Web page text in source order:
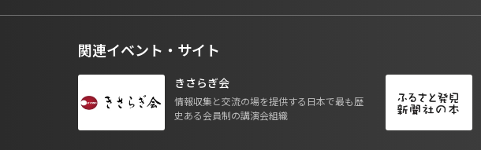
関連イベント・サイト
きさらぎ会
情報収集と交流の場を提供する日本で最も歴
史ある会員制の講演会組織